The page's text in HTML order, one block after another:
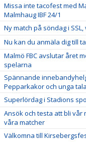
Missa inte tacofest med
Malmhaug IBF 24/1
Ny match på söndag i
Nu kan du anmäla dig till
Malmö FBC avslutar året
spelarna
Spännande
Pepparkakor och unga
Superlördag i Stadions
Ansök och testa att bli
våra matcher
Välkomna till